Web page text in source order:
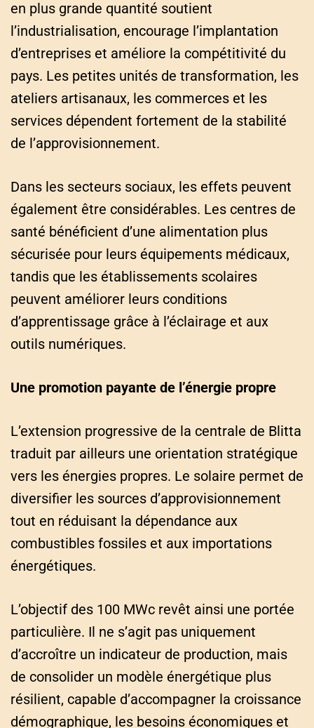
en plus grande quantité soutient
l’industrialisation, encourage l’implantation
d’entreprises et améliore la compétitivité du
pays. Les petites unités de transformation, les
ateliers artisanaux, les commerces et les
services dépendent fortement de la stabilité
de l’approvisionnement.
Dans les secteurs sociaux, les effets peuvent
également être considérables. Les centres de
santé bénéficient d’une alimentation plus
sécurisée pour leurs équipements médicaux,
tandis que les établissements scolaires
peuvent améliorer leurs conditions
d’apprentissage grâce à l’éclairage et aux
outils numériques.
Une promotion payante de l’énergie propre
L’extension progressive de la centrale de Blitta
traduit par ailleurs une orientation stratégique
vers les énergies propres. Le solaire permet de
diversifier les sources d’approvisionnement
tout en réduisant la dépendance aux
combustibles fossiles et aux importations
énergétiques.
L’objectif des 100 MWc revêt ainsi une portée
particulière. Il ne s’agit pas uniquement
d’accroître un indicateur de production, mais
de consolider un modèle énergétique plus
résilient, capable d’accompagner la croissance
démographique, les besoins économiques et